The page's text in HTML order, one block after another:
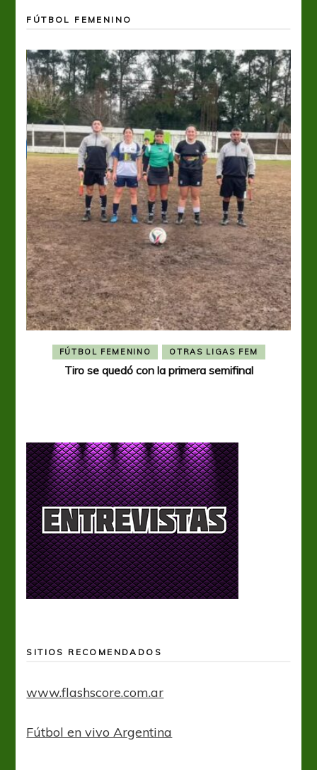
FÚTBOL FEMENINO
FÚTBOL FEMENINO OTRAS LIGAS FEM
Tiro se quedó con la primera semifinal
SITIOS RECOMENDADOS
www.flashscore.com.ar
Fútbol en vivo Argentina